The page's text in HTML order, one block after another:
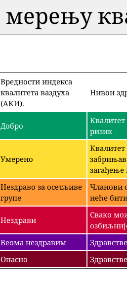
Вредности индекса
квалитета ваздуха
(АКИ).
Нивои
Добро
Квалитет
ризик
Умерено
загађење
Нездраво за осетљиве
групе
Чланови
неће
Нездрави
Свако
Веома нездравим
Опасно